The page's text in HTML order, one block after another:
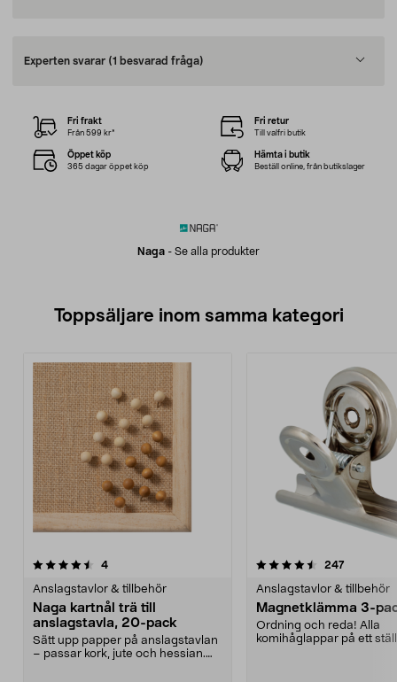
Experten svarar (1 besvarad fråga)
Naga - Se alla produkter
Fri frakt
Från 599 kr*
Fri retur
Till valfri butik
Öppet köp
365 dagar öppet köp
Hämta i butik
Beställ online, från butikslager
Toppsäljare inom samma kategori
4recensioner
Anslagstavlor & tillbehör
Naga kartnål trä till
anslagstavla, 20-pack
Sätt upp papper på anslagstavlan
– passar kork, jute och hessian.
4.5 av 5 stjärnor 247
Anslagstavlor & tillbehör
Magnetklämma 3-
Ordning och reda! Alla
komihåglappar på ett
4.5 av 5 stjärnor